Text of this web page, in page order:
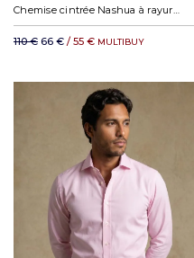
Chemise cintrée Nashua à rayures ciel
110 € 66 € / 55 € MULTIBUY